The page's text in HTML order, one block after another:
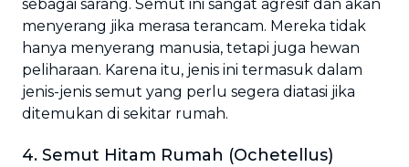
sebagai sarang. Semut ini sangat agresif dan akan
menyerang jika merasa terancam. Mereka tidak
hanya menyerang manusia, tetapi juga hewan
peliharaan. Karena itu, jenis ini termasuk dalam
jenis-jenis semut yang perlu segera diatasi jika
ditemukan di sekitar rumah.
4. Semut Hitam Rumah (Ochetellus)